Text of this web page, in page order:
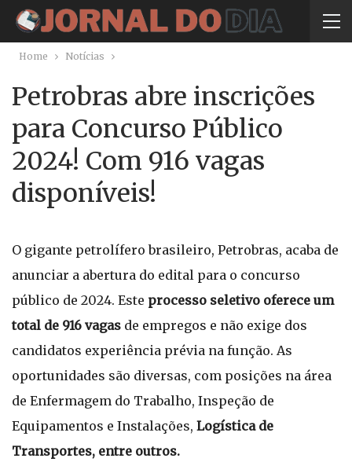
Home Notícias
Petrobras abre inscrições
para Concurso Público
2024! Com 916 vagas
disponíveis!
O gigante petrolífero brasileiro, Petrobras, acaba de
anunciar a abertura do edital para o concurso
público de 2024. Este processo seletivo oferece um
total de 916 vagas de empregos e não exige dos
candidatos experiência prévia na função. As
oportunidades são diversas, com posições na área
de Enfermagem do Trabalho, Inspeção de
Equipamentos e Instalações, Logística de
Transportes, entre outros.